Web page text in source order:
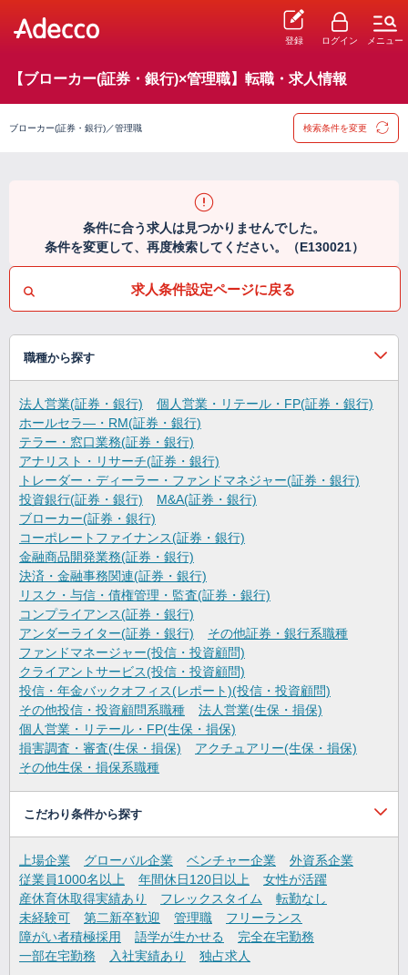
登録 ログイン メニュー
【ブローカー(証券・銀行)×管理職】転職・求人情報
ブローカー(証券・銀行)／管理職 検索条件を変更
条件に合う求人は見つかりませんでした。
条件を変更して、再度検索してください。（E130021）
求人条件設定ページに戻る
職種から探す
法人営業(証券・銀行)
個人営業・リテール・FP(証券・銀行)
ホールセラ―・RM(証券・銀行)
テラー・窓口業務(証券・銀行)
アナリスト・リサーチ(証券・銀行)
トレーダー・ディーラー・ファンドマネジャー(証券・銀行)
投資銀行(証券・銀行)
M&A(証券・銀行)
ブローカー(証券・銀行)
コーポレートファイナンス(証券・銀行)
金融商品開発業務(証券・銀行)
決済・金融事務関連(証券・銀行)
リスク・与信・債権管理・監査(証券・銀行)
コンプライアンス(証券・銀行)
アンダーライター(証券・銀行)
その他証券・銀行系職種
ファンドマネージャー(投信・投資顧問)
クライアントサービス(投信・投資顧問)
投信・年金バックオフィス(レポート)(投信・投資顧問)
その他投信・投資顧問系職種
法人営業(生保・損保)
個人営業・リテール・FP(生保・損保)
損害調査・審査(生保・損保)
アクチュアリー(生保・損保)
その他生保・損保系職種
こだわり条件から探す
上場企業 グローバル企業 ベンチャー企業
外資系企業
従業員1000名以上
年間休日120日以上
女性が活躍
産休育休取得実績あり
フレックスタイム
転勤なし
未経験可
第二新卒歓迎 管理職
フリーランス
障がい者積極採用
語学が生かせる
完全在宅勤務
一部在宅勤務
入社実績あり 独占求人